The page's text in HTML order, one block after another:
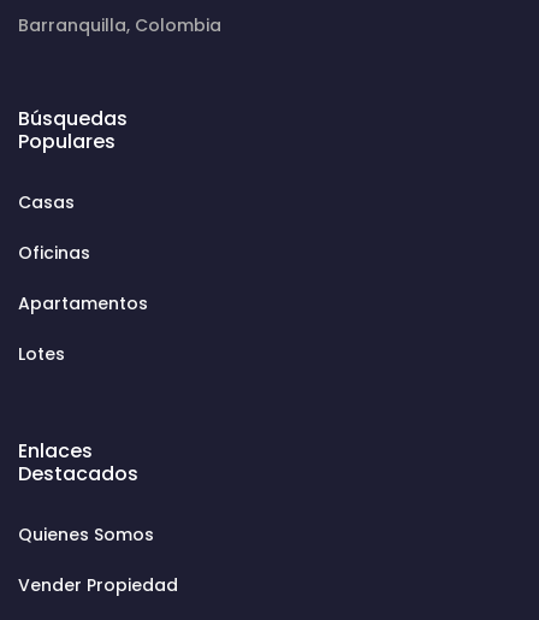
Barranquilla, Colombia
Búsquedas
Populares
Casas
Oficinas
Apartamentos
Lotes
Enlaces
Destacados
Quienes Somos
Vender Propiedad